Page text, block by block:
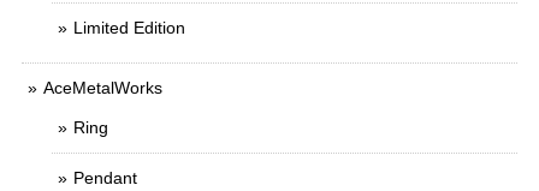
Limited Edition
AceMetalWorks
Ring
Pendant